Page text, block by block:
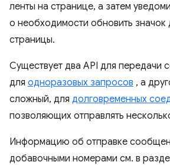
ленты на странице, а затем
о необходимости обновить значок
страницы.
Существует два API для передачи
для одноразовых запросов , а
сложный, для долговременных
позволяющих отправлять
Информацию об отправке
добавочными номерами см. в